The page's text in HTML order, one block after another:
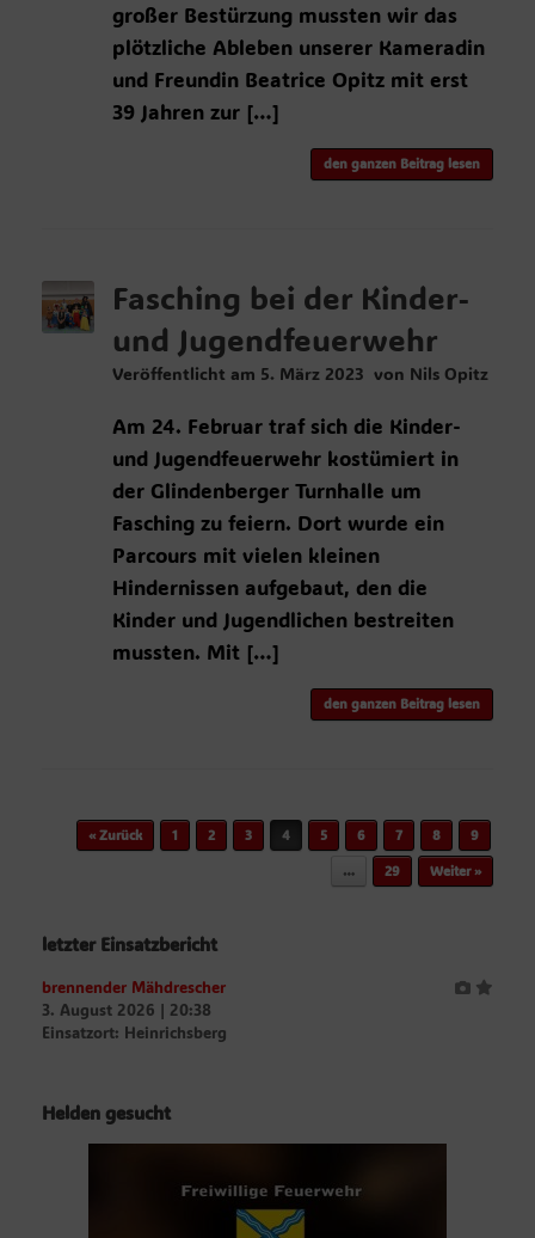
großer Bestürzung mussten wir das
plötzliche Ableben unserer Kameradin
und Freundin Beatrice Opitz mit erst
39 Jahren zur […]
den ganzen Beitrag lesen
Fasching bei der Kinder-
und Jugendfeuerwehr
Veröffentlicht am 5. März 2023 von Nils Opitz
Am 24. Februar traf sich die Kinder-
und Jugendfeuerwehr kostümiert in
der Glindenberger Turnhalle um
Fasching zu feiern. Dort wurde ein
Parcours mit vielen kleinen
Hindernissen aufgebaut, den die
Kinder und Jugendlichen bestreiten
mussten. Mit […]
den ganzen Beitrag lesen
Beitragsnavigation
« Zurück 1 2 3 4 5 6 7 8 9
… 29 Weiter »
letzter Einsatzbericht
brennender Mähdrescher
3. August 2026 | 20:38
Einsatzort: Heinrichsberg
Helden gesucht